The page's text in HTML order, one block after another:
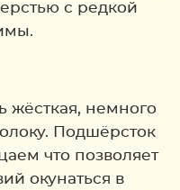
с редкой
жёсткая, немного
Подшёрсток
что позволяет
окунаться в